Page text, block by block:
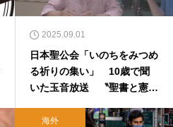
2025.09.01
日本聖公会「いのちをみつめ
る祈りの集い」 10歳で聞
いた玉音放送 〝聖書と憲法
海外